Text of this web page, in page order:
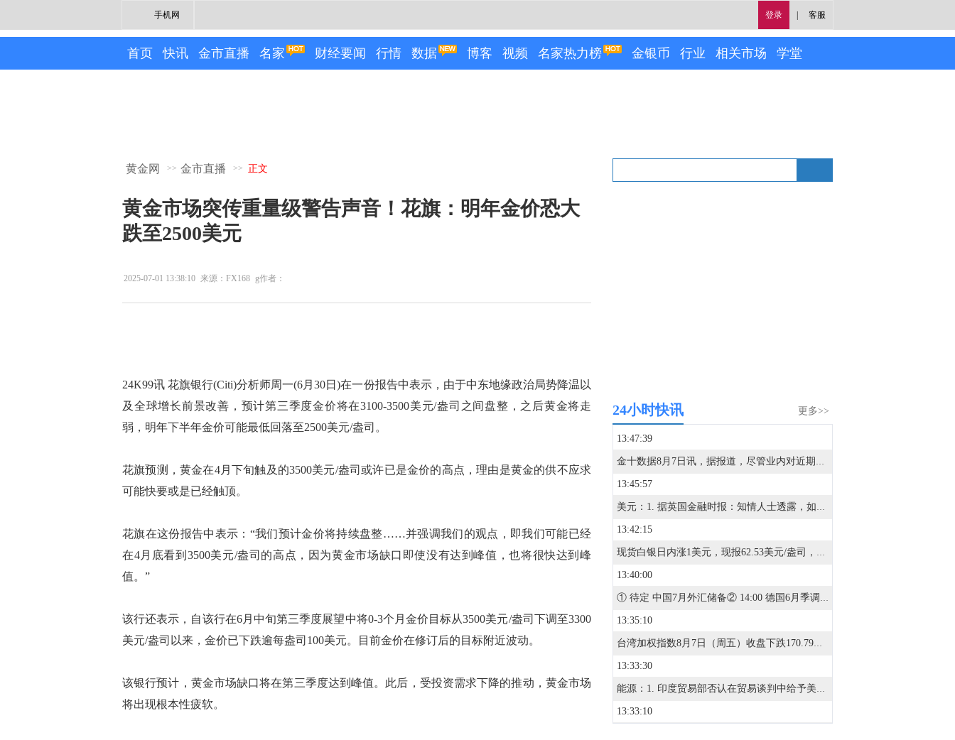
登录 客服
手机网
首页 快讯 金市直播 名家 财经要闻 行情 数据 博客 视频 名家热力榜 金银币 行业 相关市场 学堂
黄金网 >> 金市直播 >> 正文
黄金市场突传重量级警告声音！花旗：明年金价恐大
跌至2500美元
2025-07-01 13:38:10 来源：FX168 g作者：
24K99讯 花旗银行(Citi)分析师周一(6月30日)在一份报告中表示，由于中东地缘政治局势降温以
及全球增长前景改善，预计第三季度金价将在3100-3500美元/盎司之间盘整，之后黄金将走
弱，明年下半年金价可能最低回落至2500美元/盎司。
花旗预测，黄金在4月下旬触及的3500美元/盎司或许已是金价的高点，理由是黄金的供不应求
可能快要或是已经触顶。
花旗在这份报告中表示：“我们预计金价将持续盘整……并强调我们的观点，即我们可能已经
在4月底看到3500美元/盎司的高点，因为黄金市场缺口即使没有达到峰值，也将很快达到峰
值。”
该行还表示，自该行在6月中旬第三季度展望中将0-3个月金价目标从3500美元/盎司下调至3300
美元/盎司以来，金价已下跌逾每盎司100美元。目前金价在修订后的目标附近波动。
该银行预计，黄金市场缺口将在第三季度达到峰值。此后，受投资需求下降的推动，黄金市场
将出现根本性疲软。
更多>>
24小时快讯
13:47:39
金十数据8月7日讯，据报道，尽管业内对近期杠杆类产品波动存在担忧，韩国交易所仍将于9月14日正式开启交易所交易基金（ETF）盘后交易。韩国交易所意在与另类交易系统Nextrade以及全天候加密货币交易所展开竞争。资管机构警示，缺少实时基金净值估算，可能会扩大ETF的价格偏离幅度；行业此前已呼吁韩国交易所推迟该业务上线。个股杠杆型ETF将不纳入盘后交易的交易标的范围。
13:45:57
美元：1. 据英国金融时报：知情人士透露，如果未来几周公布的通胀数据表现强劲，且市场对借贷成本上升的预期升温，美联储主席沃什将准备在9月会议上加息。2. 美联储穆萨莱姆：为了追求更高GDP而制定宽松政策是错误的。3. 美联储穆萨莱姆：预计通胀持续高于目标的可能性加大，在最近的FOMC会议上倾向于加息。4. 美联储FIMA回购机制已连续第八周零使用。5. 据伊拉克国家通讯社援引官方消息人士称，美联储向伊拉克央行运送了5亿美元现金。6. 美国初请失业金人数温和回升但低于预期，企业裁员计划减少。7. 高盛质疑美元主导地位受威胁论，称日元干预影响有限。欧元：1. 德国6月工厂订单大增3.1%，经济复苏信号进一步增强。2. 知情人士：德国央行行长内格尔拟竞逐欧洲央行行长接班人。3. 据报道，华盛顿上周晚些时候为提振日元而出售欧元的操作令欧洲央行措手不及，美国在这轮历史性的货币干预行动实施后才通知欧洲央行。英镑：1. 英国央行：AI正在提升英国的生产率，但也对就业造成负面影响。日元：1. 日本财务省：在4月至6月当季，日本最大规模的单日汇市干预行动发生在4月30日，干预金额达到6.2787万亿日元。2. 据日经新闻：因交易量大幅上升，日本将评估调整自营交易额度。韩元：1. 路透调查：投资者对韩元的看涨情绪为10个多月来首次转为正面。其他：1. 路透调查：对印度卢比的空头押注降至2025年7月中旬以来最低水平；对印尼盾的看跌押注降至2026年1月初以来最低水平。2. 路透调查：美元兑加元汇率预计在3个月内基本持平于1.40（与7月调查一致）；美元兑加元汇率预计在12个月内下跌2.6%至1.366（7月调查预期为1.36）。
13:42:15
现货白银日内涨1美元，现报62.53美元/盎司，涨幅1.64%。
13:40:00
① 待定 中国7月外汇储备② 14:00 德国6月季调后工业产出月率③ 14:00 德国6月季调后贸易帐④ 14:00 英国7月Halifax季调后房价指数月率⑤ 14:45 法国6月贸易帐⑥ 15:00 瑞士7月消费者信心指数⑦ 20:30 加拿大7月就业人数⑧ 20:30 美国7月失业率⑨ 20:30 美国7月季调后非农就业人口⑩ 20:30 美国7月平均每小时工资年率⑪ 20:30 美国7月平均每小时工资月率⑫ 22:00 美联储巴尔金发表讲话⑬ 23:00 美国7月纽约联储1年通胀预期⑭ 次日01:00 美国至8月7日当周石油钻井总数
13:35:10
台湾加权指数8月7日（周五）收盘下跌170.79点，跌幅0.38%，报44225.91点。
13:33:30
能源：1. 印度贸易部否认在贸易谈判中给予美国乙醇优惠待遇。2. 海事数据追踪机构Kpler的数据显示，周三仅有两艘船通过霍尔木兹海峡，低于前一天的8艘。3. 沙特阿美将于下个月交付亚洲客户的阿拉伯轻质原油价格下调50美分/桶，较阿曼/迪拜平均价贴水2美元/桶；将9月销往西北欧的阿拉伯轻质原油官方售价定为较洲际交易所布伦特结算价贴水2.15美元/桶；将9月销往美国的阿拉伯轻质原油官方售价定为较阿格斯含硫原油升水3.60美元/桶。4. 美银：将欧洲冬季TTF天然气价格预测上调至65欧元/兆瓦时，因欧洲天然气实物库存偏低。如果霍尔木兹海峡在冬季前无法可靠开放，TTF天然气价格存在飙升至80欧元/兆瓦时以上的风险。5. 美国7月沙特原油进口降至零，40多年来首次整月中断。6. 韩国计划将对中东石油的依赖度降至60%或以下。7. 数据显示，贸易商在7月下旬从韩国向俄罗斯运送近3万吨成品油。农业/矿业：1. 据官方法令，刚果（金）禁止出口铜精矿和钴精矿。2. 特朗普实施多晶硅相关关税和最低进口价，设置120天的过渡期。3. 世界黄金协会：金价7月持平，未来走势取决于实际利率、美元及央行应对。4. 世界黄金协会：全球黄金ETF在7月吸引了30亿美元的资金流入，扭转了连续两个月的流出态势。5. 美国商务部：将禁止出口钨废料和电池废料。伊朗局势：1. 美媒：伊朗与阿曼达成一项不收费的临时协议框架，以暂时重新开放霍尔木兹海峡。2. 沙特官员：伊朗方面正策划袭击沙特。3. 特朗普：与伊朗的协议可能很快达成，海峡某种程度上算是开放的。4. 行业人士：伊朗-阿曼拟议海峡协议面临美国制裁与保险双重障碍。5. 伊朗计划收紧霍尔木兹海峡过境规则。6. 知情人士透露，霍尔木兹海峡北部和南部航道将被取消。所有通行将随后转移到中央走廊，由伊朗管理入口，伊朗和阿曼共同管理出口。其他：1. 航运巨头马士基：将在陆上运输中实施反映成本的能源/燃料价格临时调整。2. 马士基：自8月12日起，从远东亚洲至地中海的货运将不再适用重货附加费。3. 据塔斯社：俄罗斯总统普京下令在俄罗斯建立钻石切割产业集群。
13:33:10